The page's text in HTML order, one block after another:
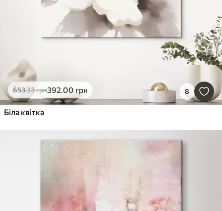
653.33грн392 .00 грн 8
Біла квітка